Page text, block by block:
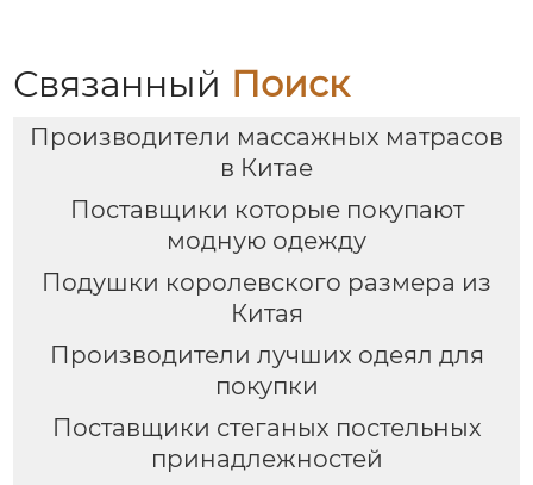
Связанный Поиск
Производители массажных матрасов
в Китае
Поставщики которые покупают
модную одежду
Подушки королевского размера из
Китая
Производители лучших одеял для
покупки
Поставщики стеганых постельных
принадлежностей